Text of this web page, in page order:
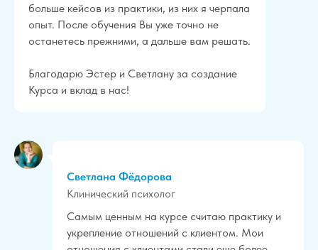
больше кейсов из практики, из них я черпала
опыт. После обучения Вы уже точно не
останетесь прежними, а дальше вам решать.
Благодарю Эстер и Светлану за создание
Курса и вклад в нас!
Светлана Фёдорова
Клинический психолог
Самым ценным на курсе считаю практику и
укрепление отношений с клиентом. Мои